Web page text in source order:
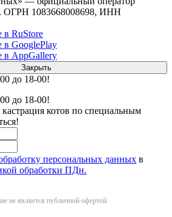
ОГРН 1083668008698, ИНН
Закрыть
до 18-00!
до 18-00!
котов по специальным
персональных данных в
обработки ПДн.
не является публичной офертой